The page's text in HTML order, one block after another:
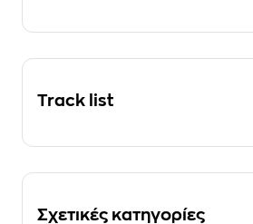
Track list
Σχετικές κατηγορίες